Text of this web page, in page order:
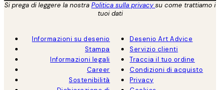
Si prega di leggere la nostra Politica sulla privacysu come trattiamo i
tuoi dati
Informazioni su desenio
Stampa
Informazioni legali
Career
Sostenibilità
Desenio Art Advice
Servizio clienti
Traccia il tuo ordine
Condizioni di acquisto
Privacy